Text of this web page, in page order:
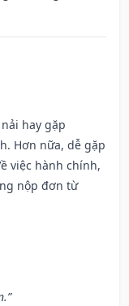
hay gặp
Hơn nữa, dễ gặp
việc hành chính,
nộp đơn từ